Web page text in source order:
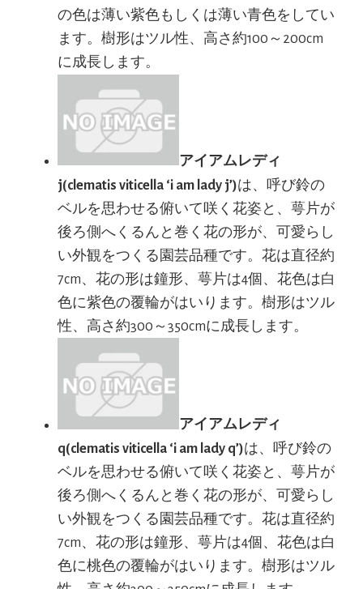
の色は薄い紫色もしくは薄い青色をしてい
ます。樹形はツル性、高さ約100～200cm
に成長します。
アイアムレディ
j(clematis viticella ‘i am lady j’)は、呼び鈴の
ベルを思わせる俯いて咲く花姿と、萼片が
後ろ側へくるんと巻く花の形が、可愛らし
い外観をつくる園芸品種です。花は直径約
7cm、花の形は鐘形、萼片は4個、花色は白
色に紫色の覆輪がはいります。樹形はツル
性、高さ約300～350cmに成長します。
アイアムレディ
q(clematis viticella ‘i am lady q’)は、呼び鈴の
ベルを思わせる俯いて咲く花姿と、萼片が
後ろ側へくるんと巻く花の形が、可愛らし
い外観をつくる園芸品種です。花は直径約
7cm、花の形は鐘形、萼片は4個、花色は白
色に桃色の覆輪がはいります。樹形はツル